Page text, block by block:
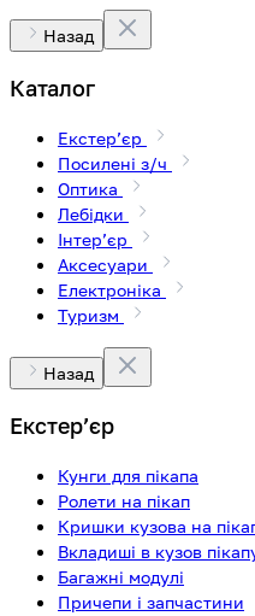
Назад
Каталог
Екстерʼєр
Посилені з/ч
Оптика
Лебідки
Інтерʼєр
Аксесуари
Електроніка
Туризм
Назад
Екстерʼєр
Кунги для пікапа
Ролети на пікап
Кришки кузова на
Вкладиші в кузов
Багажні модулі
Причепи і запчастини